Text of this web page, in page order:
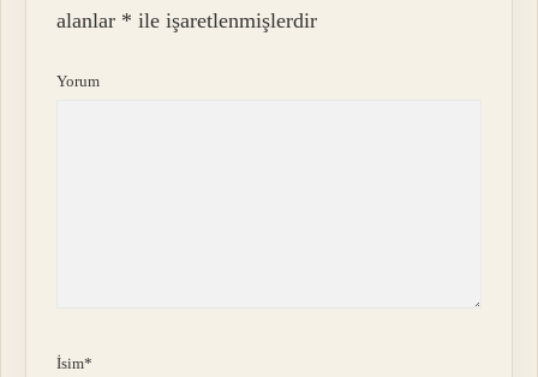
alanlar * ile işaretlenmişlerdir
Yorum
İsim*